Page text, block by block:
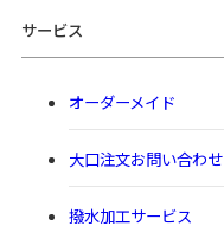
サービス
オーダーメイド
大口注文お問い合わせ
撥水加工サービス